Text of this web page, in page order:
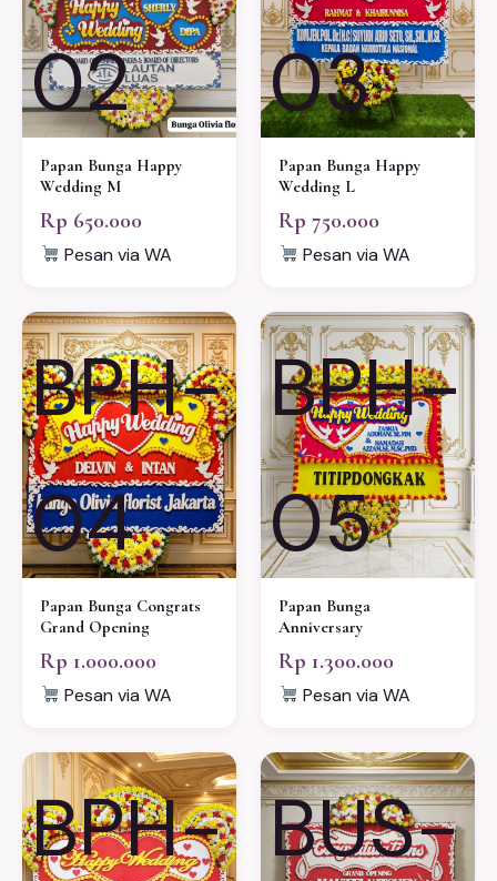
02
Papan Bunga Happy
Wedding M
Rp 650.000
Pesan via WA
03
Papan Bunga Happy
Wedding L
Rp 750.000
Pesan via WA
BPH-
04
Papan Bunga Congrats
Grand Opening
Rp 1.000.000
Pesan via WA
BPH-
05
Papan Bunga
Anniversary
Rp 1.300.000
Pesan via WA
BPH- BUS-